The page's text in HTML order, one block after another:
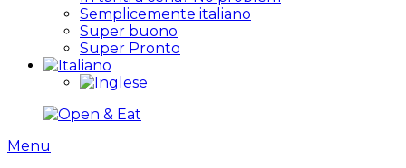
Semplicemente italiano
Super buono
Super Pronto
Menu